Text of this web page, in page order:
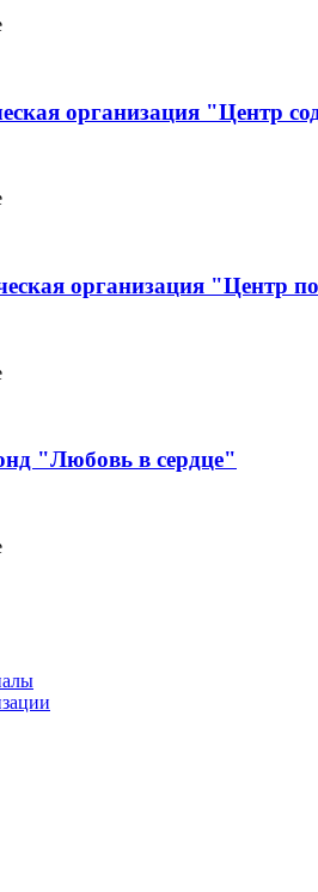
организация "Центр
организация "Центр
"Любовь в сердце"